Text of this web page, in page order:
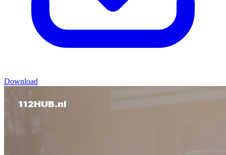
Download